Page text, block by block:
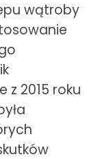
wątroby
z 2015 roku